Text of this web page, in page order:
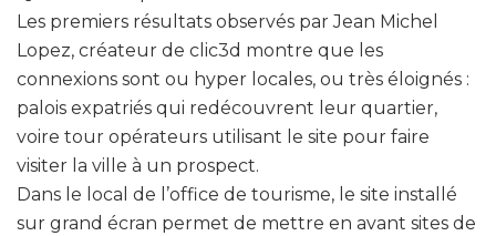
Les premiers résultats observés par Jean Michel
Lopez, créateur de clic3d montre que les
connexions sont ou hyper locales, ou très éloignés :
palois expatriés qui redécouvrent leur quartier,
voire tour opérateurs utilisant le site pour faire
visiter la ville à un prospect.
Dans le local de l’office de tourisme, le site installé
sur grand écran permet de mettre en avant sites de